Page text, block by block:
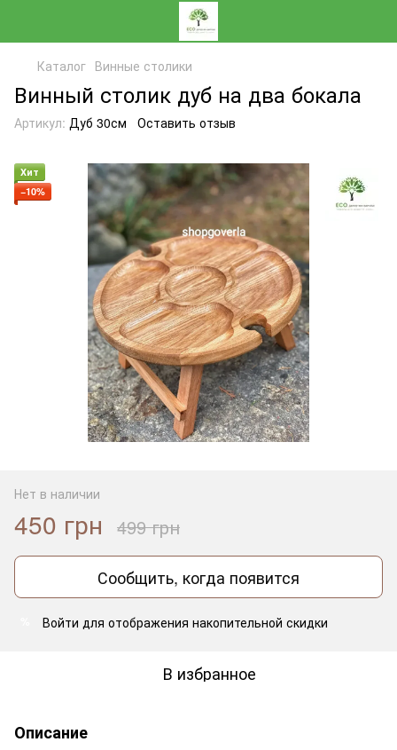
Каталог Винные столики
Винный столик дуб на два бокала
Артикул: Дуб 30см Оставить отзыв
Хит
−10%
Нет в наличии
450 грн 499 грн
Сообщить, когда появится
Войти для отображения накопительной скидки
В избранное
Описание